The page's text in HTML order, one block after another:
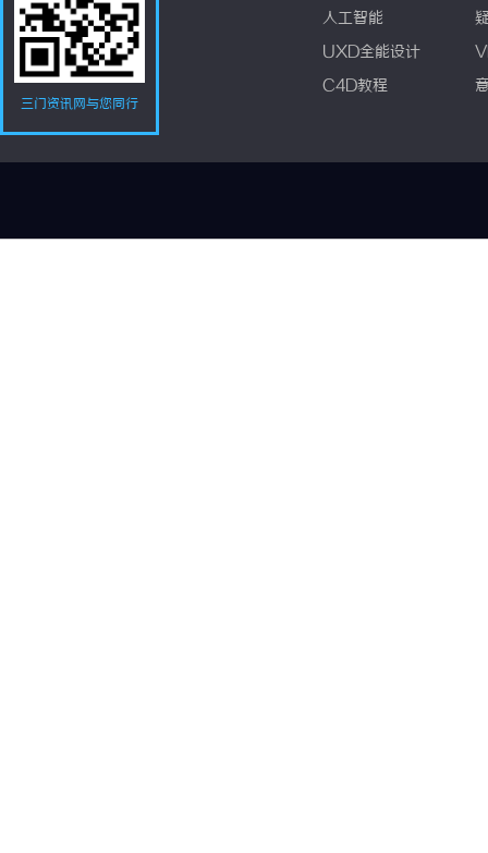
三门资讯网与您同行
人工智能
UXD全能设计
C4D教程